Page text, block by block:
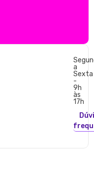
a
Sexta
-
9h
às
17h